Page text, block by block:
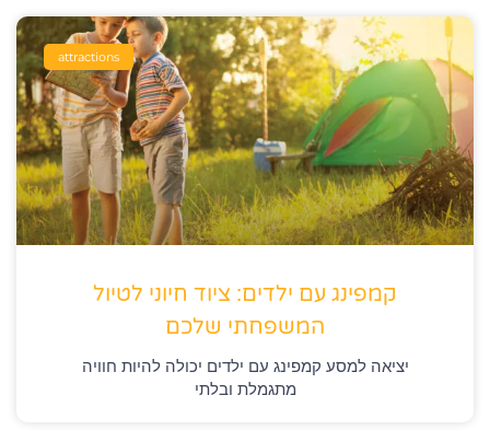
attractions
קמפינג עם ילדים: ציוד חיוני לטיול
המשפחתי שלכם
יציאה למסע קמפינג עם ילדים יכולה להיות חוויה
מתגמלת ובלתי